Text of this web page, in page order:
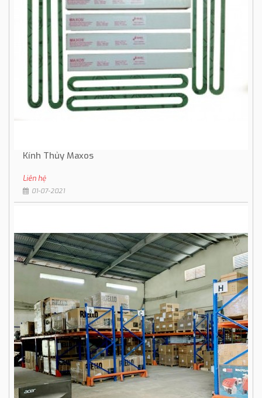
Kính Thủy Maxos
Liên hệ
01-07-2021